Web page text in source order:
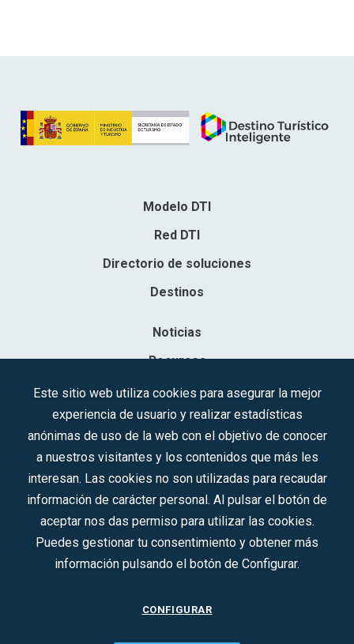
Modelo DTI
Red DTI
Directorio de soluciones
Destinos
Noticias
Recursos
Contacto
Sociedad Mercantil Estatal para la Gestión de la Innovación y las
Inscrita en el R.M. de Madrid, T, 12593, Se. 8, F. 129, H. 201.307.
C.I.F.: A-81/874.984
Síguenos en redes sociales:
CONTACTO
Este sitio web utiliza cookies para asegurar la mejor
experiencia de usuario y realizar estadísticas
anónimas de uso de la web con el objetivo de conocer
a nuestros visitantes y los contenidos que más les
interesan. Las cookies no son utilizadas para recaudar
información de carácter personal. Al pulsar el botón de
aceptar nos das permiso para utilizar las cookies.
Puedes gestionar tu consentimiento y obtener más
información pulsando el botón de Configurar.
CONFIGURAR